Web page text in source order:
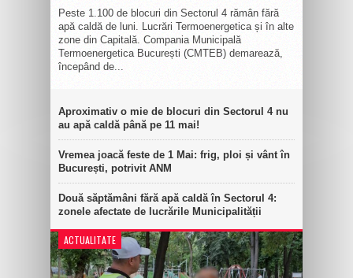
Peste 1.100 de blocuri din Sectorul 4 rămân fără
apă caldă de luni. Lucrări Termoenergetica și în alte
zone din Capitală. Compania Municipală
Termoenergetica București (CMTEB) demarează,
începând de...
Aproximativ o mie de blocuri din Sectorul 4 nu
au apă caldă până pe 11 mai!
Vremea joacă feste de 1 Mai: frig, ploi și vânt în
București, potrivit ANM
Două săptămâni fără apă caldă în Sectorul 4:
zonele afectate de lucrările Municipalității
ACTUALITATE